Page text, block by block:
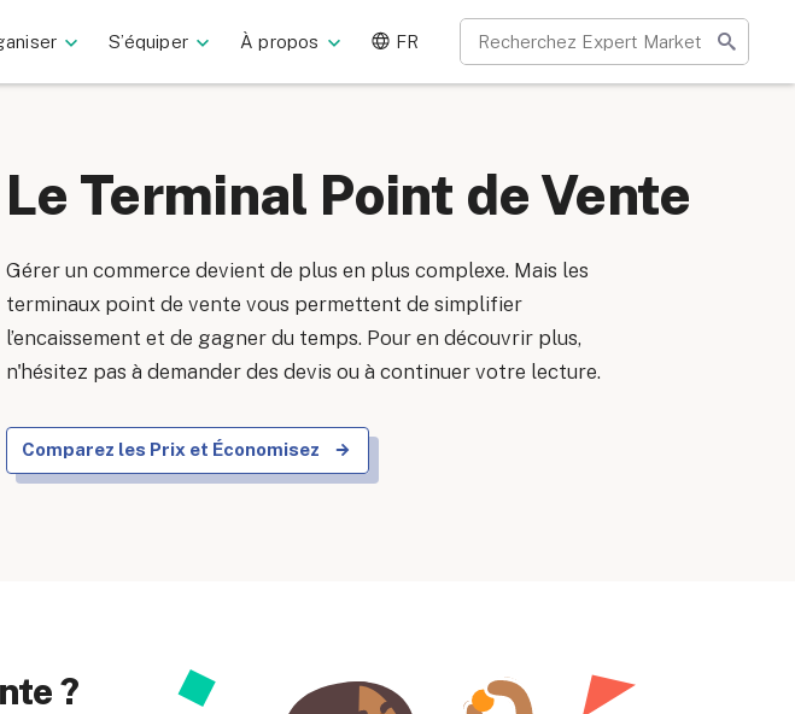
S’équiper À propos FR
Le Terminal Point de Vente
Gérer un commerce devient de plus en plus complexe. Mais les
terminaux point de vente vous permettent de simplifier
l’encaissement et de gagner du temps. Pour en découvrir plus,
n'hésitez pas à demander des devis ou à continuer votre lecture.
Comparez les Prix et Économisez
?